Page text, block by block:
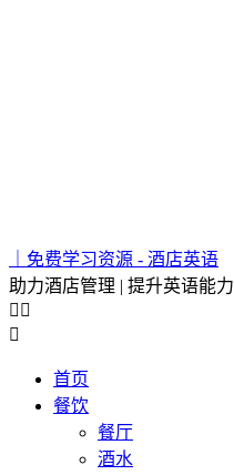
｜免费学习资源 - 酒店英语
助力酒店管理 | 提升英语能力
 

首页
餐饮
餐厅
酒水